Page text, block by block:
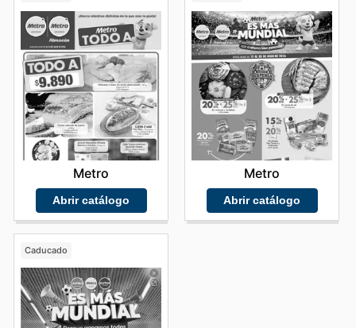
Metro
Abrir catálogo
Metro
Abrir catálogo
Caducado